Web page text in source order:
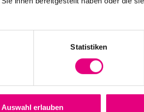
Statistiken
Auswahl erlauben